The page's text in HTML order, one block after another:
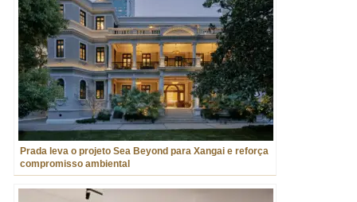
Prada leva o projeto Sea Beyond para Xangai e reforça
compromisso ambiental